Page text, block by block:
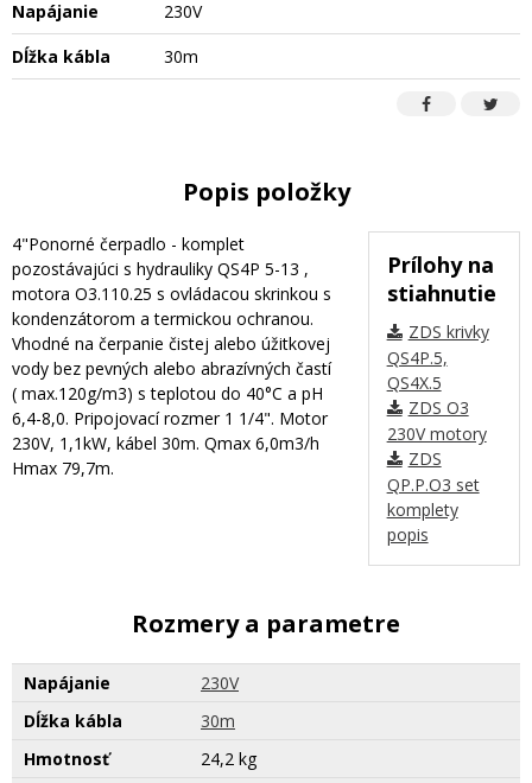
Napájanie
230V
Dĺžka kábla
30m
Popis položky
Prílohy na
stiahnutie
ZDS krivky
QS4P.5,
QS4X.5
ZDS O3
230V motory
ZDS
QP.P.O3 set
komplety
popis
4"Ponorné čerpadlo - komplet
pozostávajúci s hydrauliky QS4P 5-13 ,
motora O3.110.25 s ovládacou skrinkou s
kondenzátorom a termickou ochranou.
Vhodné na čerpanie čistej alebo úžitkovej
vody bez pevných alebo abrazívných častí
( max.120g/m3) s teplotou do 40°C a pH
6,4-8,0. Pripojovací rozmer 1 1/4". Motor
230V, 1,1kW, kábel 30m. Qmax 6,0m3/h
Hmax 79,7m.
Rozmery a parametre
Napájanie
230V
Dĺžka kábla
30m
Hmotnosť
24,2 kg